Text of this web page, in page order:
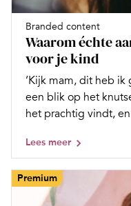
Branded content
Waarom échte
voor je kind
‘Kijk mam, dit heb ik
een blik op het
het prachtig vindt, en
Lees meer
Premium